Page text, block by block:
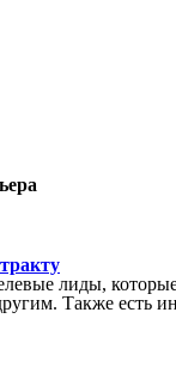
лиды,
Также есть